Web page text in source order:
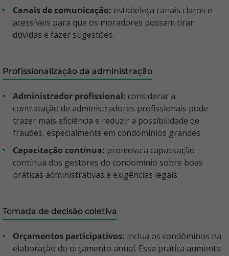
Canais de comunicação: estabeleça canais claros e
acessíveis para que os moradores possam tirar
dúvidas e fazer sugestões.
Profissionalização da administração
Administrador profissional: considerar a
contratação de administradores profissionais pode
trazer mais eficiência e reduzir a possibilidade de
fraudes, especialmente em condomínios grandes.
Capacitação contínua: promova a capacitação
contínua dos gestores do condomínio sobre boas
práticas administrativas e exigências legais.
Tomada de decisão coletiva
Orçamentos participativos: inclua os condôminos na
elaboração do orçamento anual. Essa prática aumenta